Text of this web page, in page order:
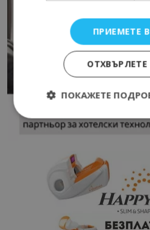
ПРИЕМЕТЕ
ПОКАЖЕТЕ
Таргетиране
Строго необходимите
основната функционалност
потребителско влизане и
акаунта. Уебсайтът не може
правилно без строго